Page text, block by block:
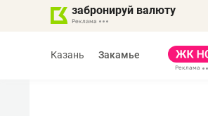
забронируй валюту
Казань Закамье